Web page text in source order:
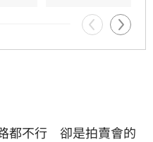
都不行　卻是拍賣會的